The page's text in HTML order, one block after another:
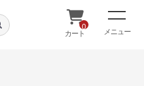
0
カート メニュー